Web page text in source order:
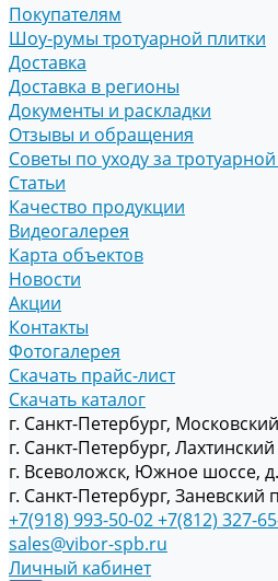
Покупателям
Шоу-румы тротуарной плитки
Доставка
Доставка в регионы
Документы и раскладки
Отзывы и обращения
Советы по уходу за
Статьи
Качество продукции
Видеогалерея
Карта объектов
Новости
Акции
Контакты
Фотогалерея
Скачать прайс-лист
Скачать каталог
г. Санкт-Петербург,
г. Санкт-Петербург,
г. Всеволожск, Южное шоссе,
г. Санкт-Петербург, Заневский
+7(918) 993-50-02+7(812) 327-
sales@vibor-spb.ru
Личный кабинет